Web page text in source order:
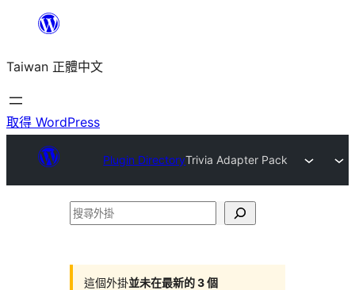
主
要
內
Taiwan 正體中文
取得 WordPress
Plugin DirectoryTrivia Adapter Pack
搜
這個外掛並未在最新的 3 個